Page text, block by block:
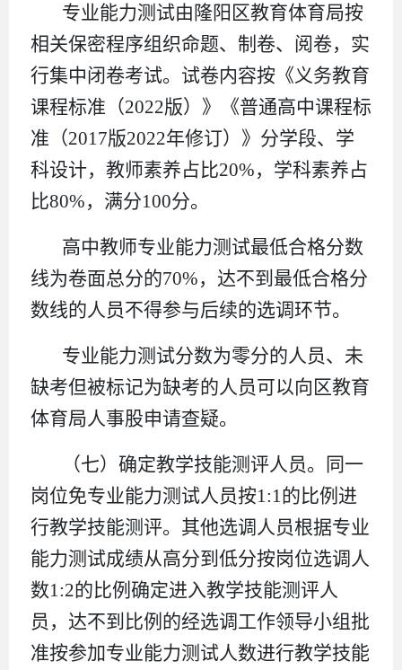
专业能力测试由隆阳区教育体育局按
相关保密程序组织命题、制卷、阅卷，实
行集中闭卷考试。试卷内容按《义务教育
课程标准（2022版）》《普通高中课程标
准（2017版2022年修订）》分学段、学
科设计，教师素养占比20%，学科素养占
比80%，满分100分。
高中教师专业能力测试最低合格分数
线为卷面总分的70%，达不到最低合格分
数线的人员不得参与后续的选调环节。
专业能力测试分数为零分的人员、未
缺考但被标记为缺考的人员可以向区教育
体育局人事股申请查疑。
（七）确定教学技能测评人员。同一
岗位免专业能力测试人员按1:1的比例进
行教学技能测评。其他选调人员根据专业
能力测试成绩从高分到低分按岗位选调人
数1:2的比例确定进入教学技能测评人
员，达不到比例的经选调工作领导小组批
准按参加专业能力测试人数进行教学技能